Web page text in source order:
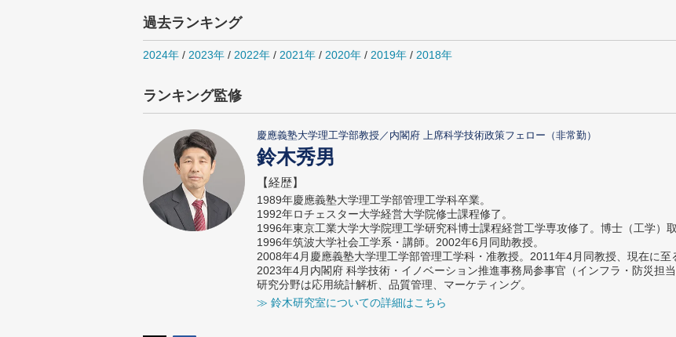
過去ランキング
2024年 / 2023年 / 2022年 / 2021年 / 2020年 / 2019年 / 2018年
ランキング監修
慶應義塾大学理工学部教授／内閣府 上席科学技術政策フェロー（非常勤）
鈴木秀男
【経歴】
1989年慶應義塾大学理工学部管理工学科卒業。
1992年ロチェスター大学経営大学院修士課程修了。
1996年東京工業大学大学院理工学研究科博士課程経営工学専攻修了。博士（工学）取
1996年筑波大学社会工学系・講師。2002年6月同助教授。
2008年4月慶應義塾大学理工学部管理工学科・准教授。2011年4月同教授、現在に至
2023年4月内閣府 科学技術・イノベーション推進事務局参事官（インフラ・防災担
研究分野は応用統計解析、品質管理、マーケティング。
≫ 鈴木研究室についての詳細はこちら